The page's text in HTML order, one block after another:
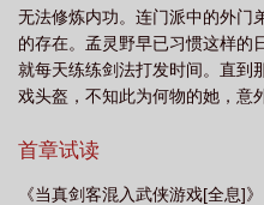
无法修炼内功。连门派中的外门
的存在。孟灵野早已习惯这样的
就每天练练剑法打发时间。直到
戏头盔，不知此为何物的她，
个世界的内功心法，她居然可
首章试读
《当真剑客混入武侠游戏[全息]》